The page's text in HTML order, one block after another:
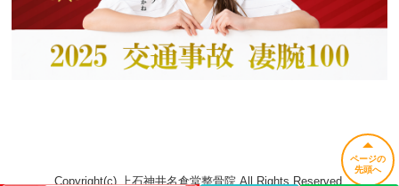
ページの
先頭へ
Copyright(c) 上石神井名倉堂整骨院 All Rights Reserved.